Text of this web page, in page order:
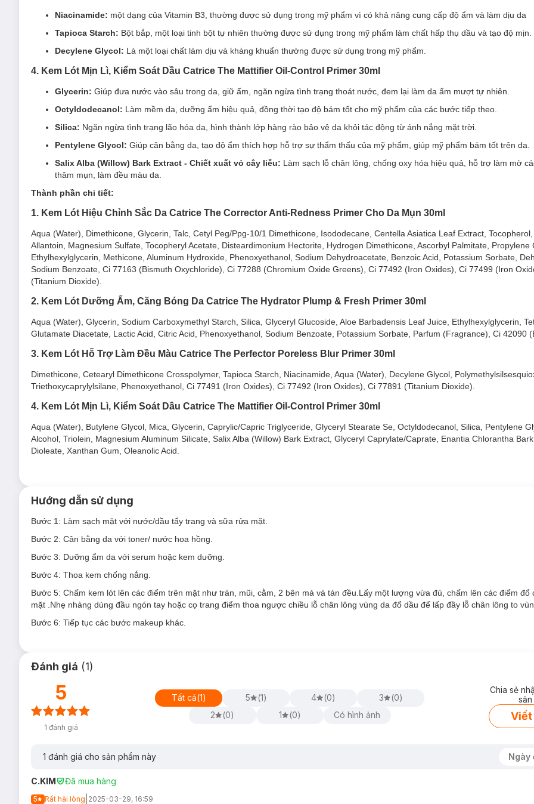
2. Kem Lót Dưỡng Ẩm, Căng Bóng Da Catrice The Hydrator Plump & Fresh Primer 30ml
giữ được lớp makeup lâu trôi trong nhiều giờ đồng hồ, giúp bạn tự tin rạng rỡ suốt ngày dài mà không lo xỉn màu.
Loại da phù hợp:
Kết cấu dạng gel trong suốt giúp nuôi dưỡng da từ sâu bên trong, chất kem nhanh khô không gây cảm giác bết dính.
Đem tới cho làn da sự tươi mát, làn da sáng tự nhiên ngay cả khi không đánh kem nền.
Có thể sử dụng riêng hoặc làm lớp lót trang điểm.
Aloe Barbadensis Leaf Juice -
có tính chất làm dịu và dưỡng da, giúp giảm viêm nhiễm và cung
Silica:
Silica là một loại khoáng sản thường được sử dụng để làm mịn và làm mờ bề mặt da.
Lactic Acid:Lactic acid là một loại Axit Alpha Hydroxy (AHA) có khả năng làm mềm và tẩy tế bào chết, giúp cải thiện chất
Kem lót Catrice có thiết kế nhỏ gọn, được đựng trong vỏ nhựa, nắp vặn, đặc biệt 100% thân thiện với môi trường.
Niacinamide: một dạng của Vitamin B3, thường được sử dụng trong mỹ phẩm vì có khả năng cung cấp độ ẩm và làm dịu da
Tapioca Starch: Bột bắp, một loại tinh bột tự nhiên thường được sử dụng trong mỹ phẩm làm chất hấp thụ dầu và tạo độ mịn.
Decylene Glycol: Là một loại chất làm dịu và kháng khuẩn thường được sử dụng trong mỹ phẩm.
4. Kem Lót Mịn Lì, Kiểm Soát Dầu Catrice The Mattifier Oil-Control Primer 30ml
Glycerin: Giúp đưa nước vào sâu trong da, giữ ẩm, ngăn ngừa tình trạng thoát nước, đem lại làm da ẩm mượt tự nhiên.
Octyldodecanol: Làm mềm da, dưỡng ẩm hiệu quả, đồng thời tạo độ bám tốt cho mỹ phẩm của các bước tiếp theo.
Silica: Ngăn ngừa tình trạng lão hóa da, hình thành lớp hàng rào bảo vệ da khỏi tác động từ ánh nắng mặt trời.
Pentylene Glycol: Giúp cân bằng da, tạo độ ẩm thích hợp hỗ trợ sự thẩm thấu của mỹ phẩm, giúp mỹ phẩm bám tốt trên da.
Salix Alba (Willow) Bark Extract - Chiết xuất vỏ cây liễu: Làm sạch lỗ chân lông, chống oxy hóa hiệu quả, hỗ trợ làm mờ
thâm mụn, làm đều màu da.
Thành phần chi tiết:
1. Kem Lót Hiệu Chỉnh Sắc Da Catrice The Corrector Anti-Redness Primer Cho Da Mụn 30ml
Aqua (Water), Dimethicone, Glycerin, Talc, Cetyl Peg/Ppg-10/1 Dimethicone, Isododecane, Centella Asiatica Leaf Extract, Tocopherol,
Allantoin, Magnesium Sulfate, Tocopheryl Acetate, Disteardimonium Hectorite, Hydrogen Dimethicone, Ascorbyl Palmitate, Propylene
Ethylhexylglycerin, Methicone, Aluminum Hydroxide, Phenoxyethanol, Sodium Dehydroacetate, Benzoic Acid, Potassium Sorbate,
Sodium Benzoate, Ci 77163 (Bismuth Oxychloride), Ci 77288 (Chromium Oxide Greens), Ci 77492 (Iron Oxides), Ci 77499 (Iron
(Titanium Dioxide).
2. Kem Lót Dưỡng Ẩm, Căng Bóng Da Catrice The Hydrator Plump & Fresh Primer 30ml
Aqua (Water), Glycerin, Sodium Carboxymethyl Starch, Silica, Glyceryl Glucoside, Aloe Barbadensis Leaf Juice, Ethylhexylglycerin,
Glutamate Diacetate, Lactic Acid, Citric Acid, Phenoxyethanol, Sodium Benzoate, Potassium Sorbate, Parfum (Fragrance), Ci 42090
3. Kem Lót Hỗ Trợ Làm Đều Màu Catrice The Perfector Poreless Blur Primer 30ml
Dimethicone, Cetearyl Dimethicone Crosspolymer, Tapioca Starch, Niacinamide, Aqua (Water), Decylene Glycol,
Triethoxycaprylylsilane, Phenoxyethanol, Ci 77491 (Iron Oxides), Ci 77492 (Iron Oxides), Ci 77891 (Titanium Dioxide).
4. Kem Lót Mịn Lì, Kiểm Soát Dầu Catrice The Mattifier Oil-Control Primer 30ml
Aqua (Water), Butylene Glycol, Mica, Glycerin, Caprylic/Capric Triglyceride, Glyceryl Stearate Se, Octyldodecanol, Silica, Pentylene
Alcohol, Triolein, Magnesium Aluminum Silicate, Salix Alba (Willow) Bark Extract, Glyceryl Caprylate/Caprate, Enantia Chlorantha
Dioleate, Xanthan Gum, Oleanolic Acid.
Hướng dẫn sử dụng
Bước 1: Làm sạch mặt với nước/dầu tẩy trang và sữa rửa mặt.
Bước 2: Cân bằng da với toner/ nước hoa hồng.
Bước 3: Dưỡng ẩm da với serum hoặc kem dưỡng.
Bước 4: Thoa kem chống nắng.
Bước 5: Chấm kem lót lên các điểm trên mặt như trán, mũi, cằm, 2 bên má và tán đều.Lấy một lượng vừa đủ, chấm lên các điểm đổ
mặt .Nhẹ nhàng dùng đầu ngón tay hoặc cọ trang điểm thoa ngược chiều lỗ chân lông vùng da đổ dầu để lấp đầy lỗ chân lông to
Bước 6: Tiếp tục các bước makeup khác.
Đánh giá (1)
5
1 đánh giá
Tất cả(1) 5 (1) 4 (0) 3 (0)
2
(0) 1 (0) Có hình ảnh
Chia sẻ
Viết
1 đánh giá cho sản phẩm này Ngày
C.KIM Đã mua hàng
5 Rất hài lòng 2025-03-29, 16:59